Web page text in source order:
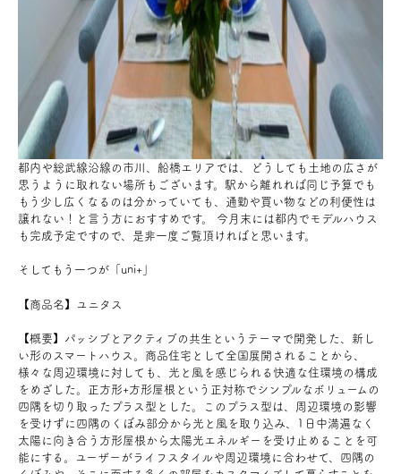
都内や総武線沿線の市川、船橋エリアでは、どうしても土地の広さが
思うように取れない場所もございます。駅から離れれば同じ予算でも
もう少し広くなるのは分かっていても、通勤や買い物などの利便性は
譲れない！と言う方におすすめです。 今月末には都内でモデルハウス
も完成予定ですので、是非一度ご覧頂ければと思います。
そしてもう一つが「uni+」
【商品名】ユニタス
【概要】パ ッシブとアクティブの共生というテーマで開発した、新し
い形のスマートハウス。商品住宅として全国展開されることから、
様々な周辺環境に対しても、光と風を感じられる快適な住環境の構成
をめざした。正方形+方形屋根という正対称でシンプルなボリュームの
四隅を切り取ったプラス型とした。このプラス型は、周辺環境の影響
を受けずに四隅のくぼみ部分から光と風を取り込み、1日中満遍なく
太陽に向き合う方形屋根から太陽光エネルギーを受け止めることを可
能にする。ユーザーがライフスタイルや周辺環境に合わせて、四隅の